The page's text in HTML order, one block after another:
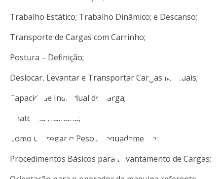
Trabalho Estático; Trabalho Dinâmico; e Descanso;
Transporte de Cargas com Carrinho;
Postura – Definição;
Deslocar, Levantar e Transportar Cargas Manuais;
Capacidade Individual de Carga;
Anatomia Humana;
Como Carregar o Peso Adequadamente;
Procedimentos Básicos para Levantamento de Cargas;